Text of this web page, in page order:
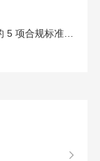
美国 301 关税 7 月落地：亚马逊卖家必看的 5 项合规标准与稳交付方案